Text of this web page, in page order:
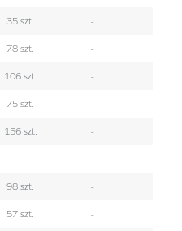
35 szt.
-
78 szt.
-
106 szt.
-
75 szt.
-
156 szt.
-
-
-
98 szt.
-
57 szt.
-